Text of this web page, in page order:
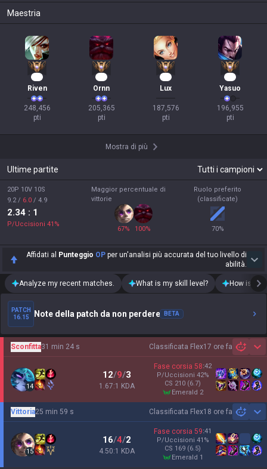
Maestria
Riven
248,456
pti
Ornn
205,365
pti
Lux
187,576
pti
Yasuo
196,955
pti
Mostra di più
Ultime partite
20P 10V 10S
9.2/ 6.0 / 4.9
2.34 : 1
P/Uccisioni 41 %
Maggior percentuale di
vittorie
67% 100%
Ruolo preferito
(classificate)
70%
Affidati al Punteggio OPper un'analisi più accurata del tuo livello di
abilità.
Analyze my recent matches. What is my skill level? How is my
PATCH
16.15
Note della patch da non perdere BETA
Classificata Flex17 ore fa
Sconfitta31 min 24 s
14
12/9/3
1.67:1 KDA
Fase corsia 58:42
P/Uccisioni 42%
CS 210 (6.7)
emerald 2
Classificata Flex18 ore fa
Vittoria25 min 59 s
15
16/4/2
4.50:1 KDA
Fase corsia 59:41
P/Uccisioni 41 %
CS 169 (6.5)
emerald 1